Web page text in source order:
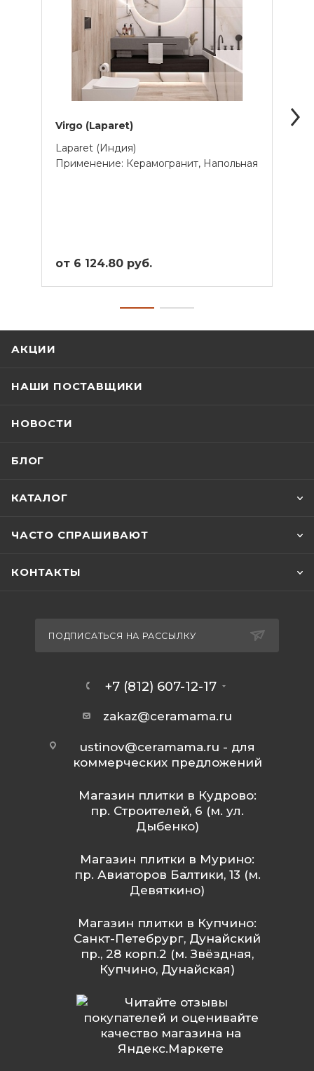
Virgo (Laparet)
Laparet (Индия)
Применение: Керамогранит, Напольная
от 6 124.80 руб.
АКЦИИ
НАШИ ПОСТАВЩИКИ
НОВОСТИ
БЛОГ
КАТАЛОГ
ЧАСТО СПРАШИВАЮТ
КОНТАКТЫ
ПОДПИСАТЬСЯ НА РАССЫЛКУ
+7 (812) 607-12-17
zakaz@ceramama.ru
ustinov@ceramama.ru - для
коммерческих предложений
Магазин плитки в Кудрово:
пр. Строителей, 6 (м. ул.
Дыбенко)
Магазин плитки в Мурино:
пр. Авиаторов Балтики, 13 (м.
Девяткино)
Магазин плитки в Купчино:
Санкт-Петебрург, Дунайский
пр., 28 корп.2 (м. Звёздная,
Купчино, Дунайская)